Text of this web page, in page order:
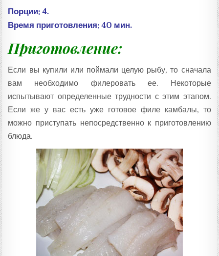
Порции: 4.
Время приготовления: 40 мин.
Приготовление:
Если вы купили или поймали целую рыбу, то сначала
вам необходимо филеровать ее. Некоторые
испытывают определенные трудности с этим этапом.
Если же у вас есть уже готовое филе камбалы, то
можно приступать непосредственно к приготовлению
блюда.